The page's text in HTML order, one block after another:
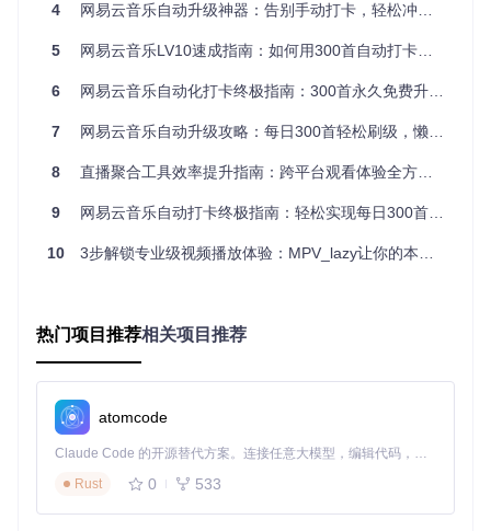
操作：在时间设置区域，选择"定时录制"选项
+15天的可选范围
高级参数调优：
[schedule]
end_time = "2023-10-15 22:30:00"    # 录制结束时间
retry_count = 3                     # 失败重试次数
图1：biliup亮色主题下的定时录制配置界面，显示直播管理面
💡 网络不稳定时，建议设置15-30分钟的缓冲时间，避免因连
接延迟导致录制不完整 💡 对于固定时段的直播，使用"每周重
复"功能创建周期性任务，减少重复配置工作 💡 重要直播可设
置双重保险机制：同时启用定时录制和开播检测功能
4 网易云音乐自动升级神器：告别手动打卡，轻松冲击LV10
5 网易云音乐LV10速成指南：如何用300首自动打卡实现永久免费升级
6 网易云音乐自动化打卡终极指南：300首永久免费升级LV10
7 网易云音乐自动升级攻略：每日300首轻松刷级，懒人必备神器
8 直播聚合工具效率提升指南：跨平台观看体验全方位优化
9 网易云音乐自动打卡终极指南：轻松实现每日300首听歌升级
10 3步解锁专业级视频播放体验：MPV_lazy让你的本地播放器性能飙升
热门项目推荐相关项目推荐
atomcode
Claude Code 的开源替代方案。连接任意大模型，编辑代码，运行命令，自动验证 — 全自动执行。用 Rust 构建，极致性能。 ｜ An open-source alternative to Claude Code. Connect any LLM, edit code, run commands, and verify changes — autonomously. Built in Rust for speed. Get Started
Rust
0 533